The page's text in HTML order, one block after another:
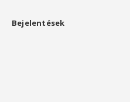
Bejelentések